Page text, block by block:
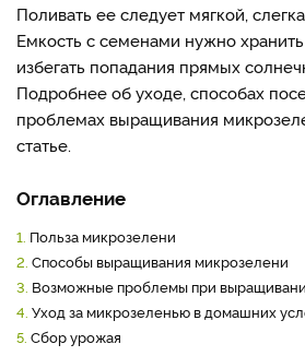
Поливать ее следует мягкой,
Емкость с семенами нужно
избегать попадания прямых
Подробнее об уходе, способах
проблемах выращивания
статье.
Оглавление
1. Польза микрозелени
2. Способы выращивания микрозелени
3. Возможные проблемы при
4. Уход за микрозеленью в домашних
5. Сбор урожая